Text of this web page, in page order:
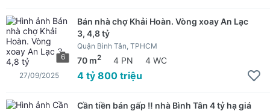
6
Bán nhà chợ Khải Hoàn. Vòng xoay An Lạc
3, 4,8 tỷ
Quận Bình Tân, TPHCM
70 m2 4 PN 4 WC
4 tỷ 800 triệu
27/09/2025
Cần tiền bán gấp ‼️ nhà Bình Tân 4 tỷ hạ giá